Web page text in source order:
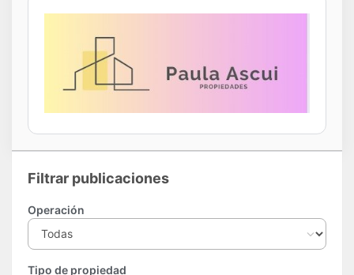
Filtrar publicaciones
Operación
Tipo de propiedad